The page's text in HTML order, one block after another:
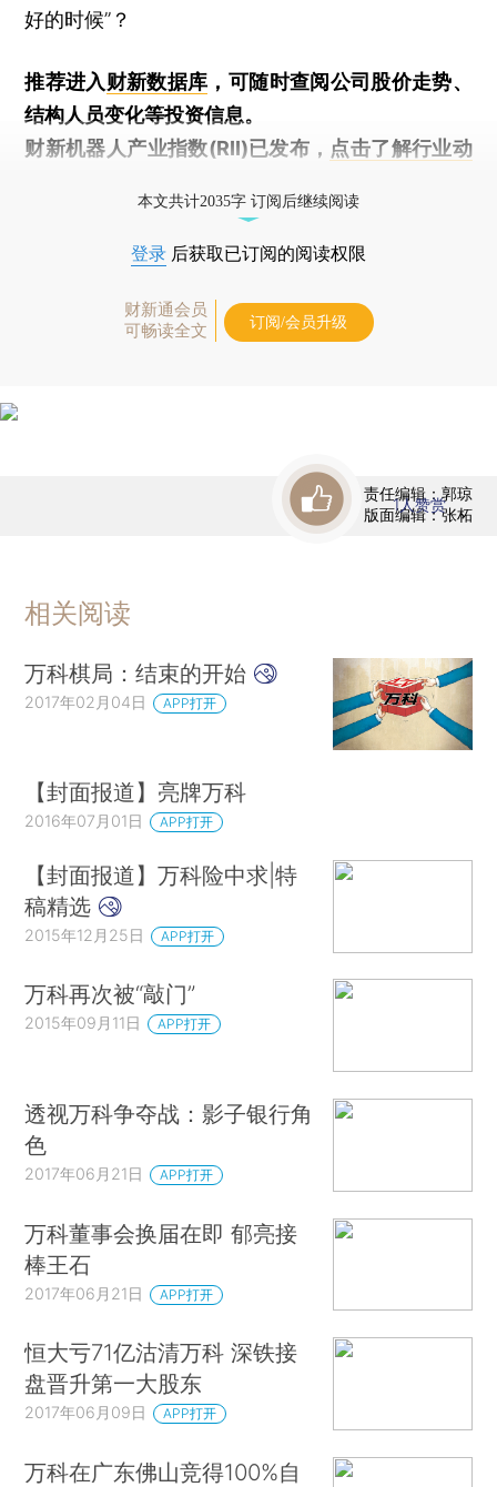
好的时候”？
推荐进入财新数据库 ，可随时查阅公司股价走势、
结构人员变化等投资信息。
财新机器人产业指数(RII)已发布， 点击了解行业动
本文共计2035字 订阅后继续阅读
登录 后获取已订阅的阅读权限
财新通会员
可畅读全文
订阅/会员升级
责任编辑：郭琼
版面编辑：张柘
1人赞赏
相关阅读
万科棋局：结束的开始
2017年02月04日 APP打开
【封面报道】亮牌万科
2016年07月01日 APP打开
【封面报道】万科险中求|特
稿精选
2015年12月25日 APP打开
万科再次被“敲门”
2015年09月11日 APP打开
透视万科争夺战：影子银行角
色
2017年06月21日 APP打开
万科董事会换届在即 郁亮接
棒王石
2017年06月21日 APP打开
恒大亏71亿沽清万科 深铁接
盘晋升第一大股东
2017年06月09日 APP打开
万科在广东佛山竞得100%自